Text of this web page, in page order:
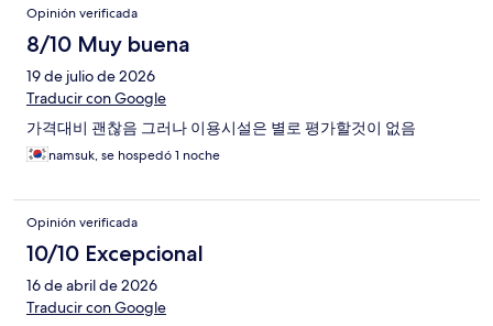
Opinión verificada
8/10 Muy buena
19 de julio de 2026
Traducir con Google
가격대비 괜찮음 그러나 이용시설은 별로 평가할것이 없음
namsuk, se hospedó 1 noche
Opinión verificada
10/10 Excepcional
16 de abril de 2026
Traducir con Google